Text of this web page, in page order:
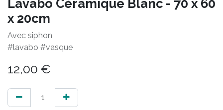
Lavabo Céramique Blanc - 70 x 60
x 20cm
Avec siphon
#lavabo #vasque
12,00 €